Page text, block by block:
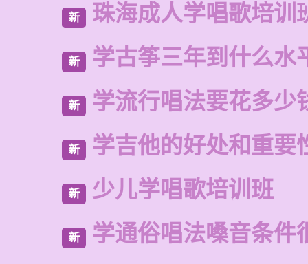
新 珠海成人学唱歌培训
新 学古筝三年到什么水
新 学流行唱法要花多少
新 学吉他的好处和重要
新 少儿学唱歌培训班
新 学通俗唱法嗓音条件